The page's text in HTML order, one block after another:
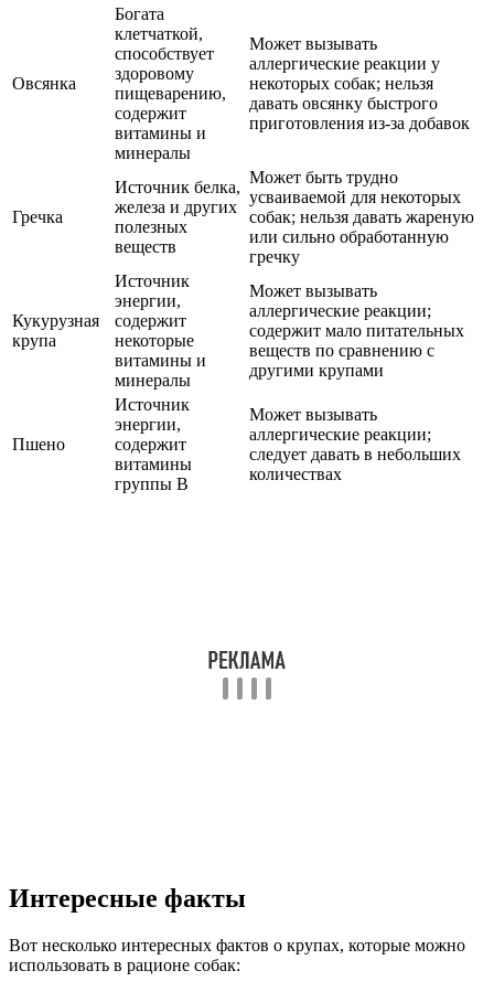
Овсянка
Богата
клетчаткой,
способствует
здоровому
пищеварению,
содержит
витамины и
минералы
Может вызывать
аллергические реакции у
некоторых собак; нельзя
давать овсянку быстрого
приготовления из-за добавок
Гречка
Источник белка,
железа и других
полезных
веществ
Может быть трудно
усваиваемой для некоторых
собак; нельзя давать жареную
или сильно обработанную
гречку
Кукурузная
крупа
Источник
энергии,
содержит
некоторые
витамины и
минералы
Может вызывать
аллергические реакции;
содержит мало питательных
веществ по сравнению с
другими крупами
Пшено
Источник
энергии,
содержит
витамины
группы В
Может вызывать
аллергические реакции;
следует давать в небольших
количествах
Интересные факты
Вот несколько интересных фактов о крупах, которые можно
использовать в рационе собак: